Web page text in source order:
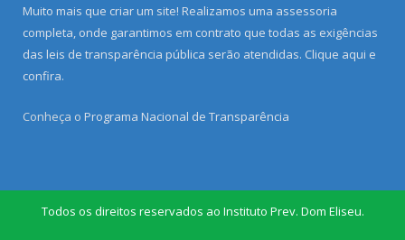
Muito mais que criar um site! Realizamos uma assessoria
completa, onde garantimos em contrato que todas as exigências
das leis de transparência pública serão atendidas. Clique aqui e
confira.
Conheça o Programa Nacional de Transparência
Todos os direitos reservados ao Instituto Prev. Dom Eliseu.